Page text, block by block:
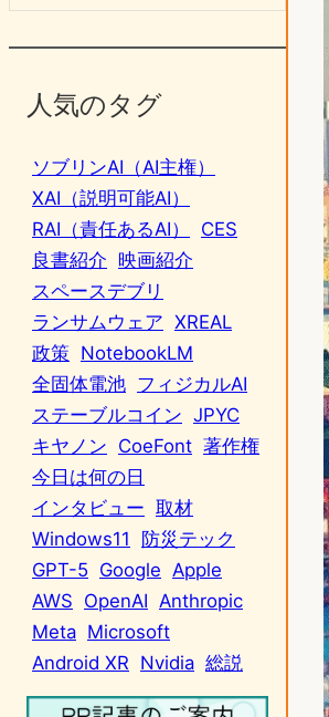
人気のタグ
ソブリンAI（AI主権）
XAI（説明可能AI）
RAI（責任あるAI）
CES
良書紹介 映画紹介
スペースデブリ
ランサムウェア XREAL
政策 NotebookLM
全固体電池 フィジカルAI
ステーブルコイン JPYC
キヤノン CoeFont 著作権
今日は何の日
インタビュー 取材
Windows11
防災テック
GPT-5 Google Apple
AWS OpenAI Anthropic
Meta Microsoft
Android XR Nvidia 総説